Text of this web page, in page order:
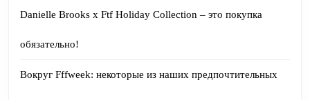
Danielle Brooks x Ftf Holiday Collection – это покупка
обязательно!
Вокруг Fffweek: некоторые из наших предпочтительных